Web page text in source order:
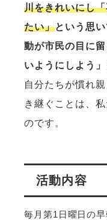
川をきれいにし
たい」という思
動が市民の目に
いようにしよう」
自分たちが慣れ
き継ぐことは、
のです。
活動内容
毎月第1日曜日の